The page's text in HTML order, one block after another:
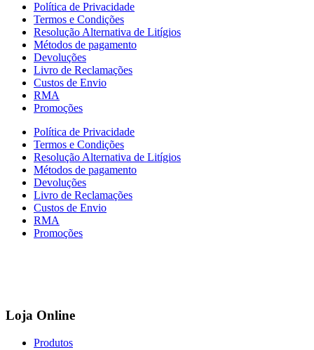
Política de Privacidade
Termos e Condições
Resolução Alternativa de Litígios
Métodos de pagamento
Devoluções
Livro de Reclamações
Custos de Envio
RMA
Promoções
Política de Privacidade
Termos e Condições
Resolução Alternativa de Litígios
Métodos de pagamento
Devoluções
Livro de Reclamações
Custos de Envio
RMA
Promoções
Loja Online
Produtos